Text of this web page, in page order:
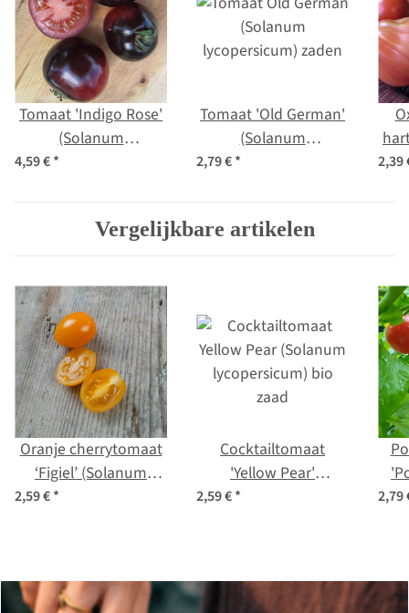
Tomaat 'Indigo Rose'
(Solanum
lycopersicum) zaden
4,59 €*
Tomaat 'Old German'
(Solanum
lycopersicum) zaden
2,79 €* 2,39
Vergelijkbare artikelen
Oranje cherrytomaat
‘Figiel’ (Solanum
lycopersicum)
2,59 €*
Cocktailtomaat
'Yellow Pear'
(Solanum
2,59 €* 2,79